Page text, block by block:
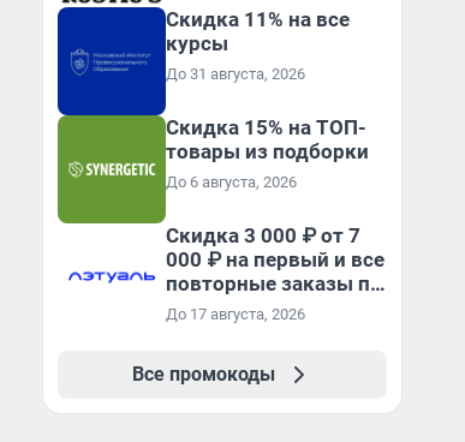
Скидка 11% на все
курсы
До 31 августа, 2026
Скидка 15% на ТОП-
товары из подборки
До 6 августа, 2026
Скидка 3 000 ₽ от 7
000 ₽ на первый и все
повторные заказы по
промокоду МОМЕНТ
До 17 августа, 2026
Все промокоды